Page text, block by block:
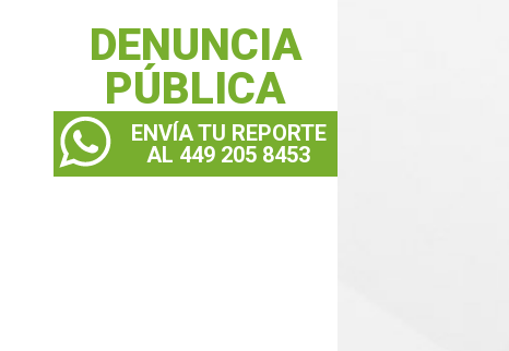
DENUNCIA
PÚBLICA
ENVÍA TU REPORTE
AL 449 205 8453